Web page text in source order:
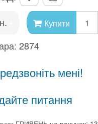
Купити
2874
мені!
питання